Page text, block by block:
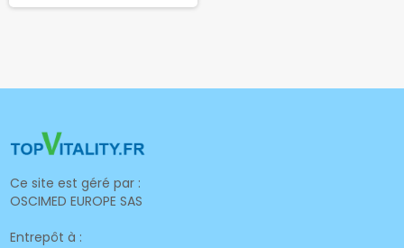
Ce site est géré par :
OSCIMED EUROPE SAS
Entrepôt à :